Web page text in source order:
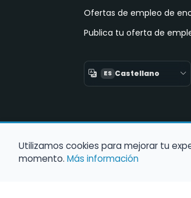
Ofertas de empleo de
Publica tu oferta de
ES Castellano
Utilizamos cookies para mejorar tu
momento. Más información